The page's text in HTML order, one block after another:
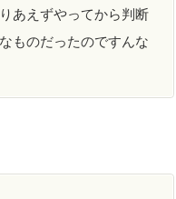
あえずやってから判断
ものだったのですんな